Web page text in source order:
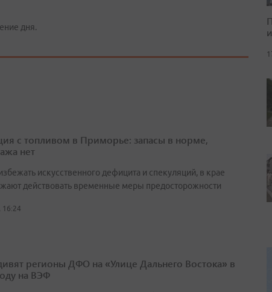
дня.
с топливом в Приморье: запасы в норме,
нет
искусственного дефицита и спекуляций, в крае
действовать временные меры предосторожности
16:24
регионы ДФО на «Улице Дальнего Востока» в
на ВЭФ